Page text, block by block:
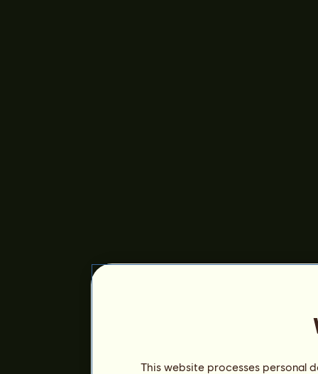
This website processes personal